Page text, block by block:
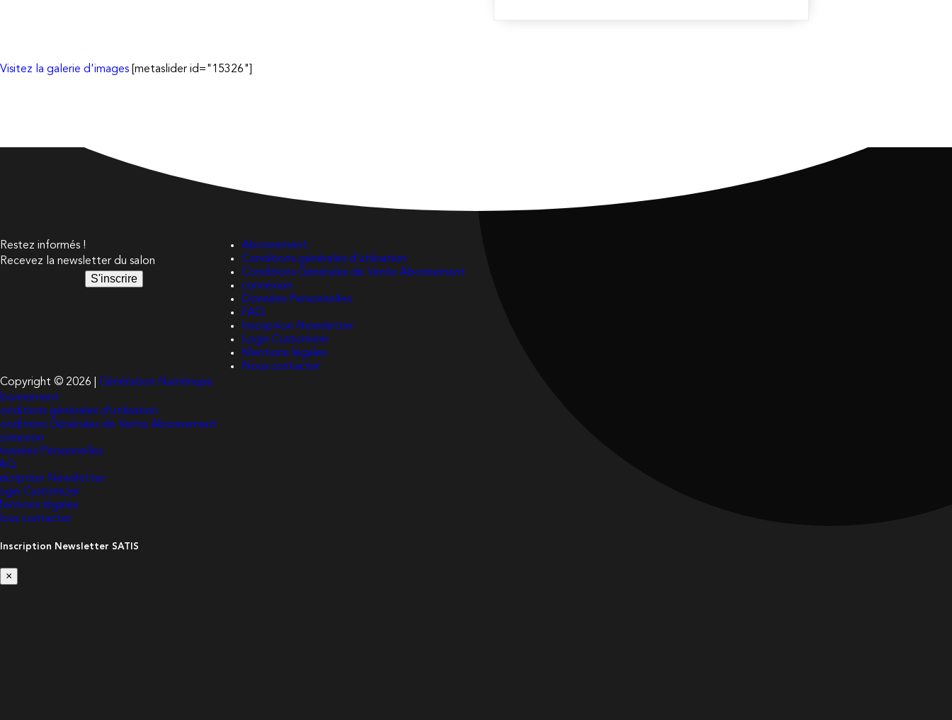
Visitez la galerie d'images [metaslider id="15326"]
Restez informés !
Recevez la newsletter du salon
S'inscrire
Abonnement
Conditions générales d’utilisation
Conditions Générales de Vente Abonnement
connexion
Données Personnelles
FAQ
Inscription Newsletter
Login Customizer
Mentions légales
Nous contacter
Copyright © 2026 | Génération Numérique
générales d’utilisation
Générales de Vente Abonnement
Personnelles
Newsletter
Customizer
légales
contacter
Inscription Newsletter SATIS
×